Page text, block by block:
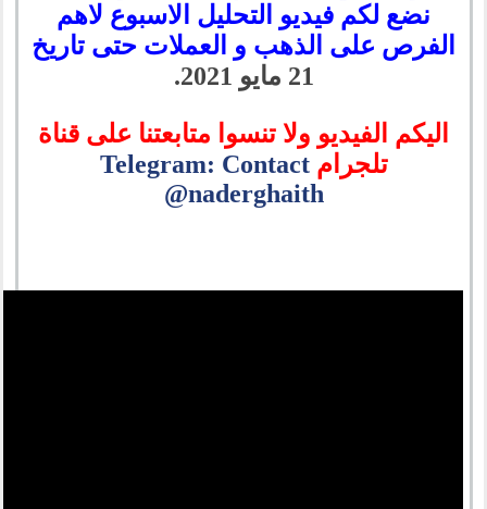
نضع لكم فيديو التحليل الاسبوع لاهم
الفرص على الذهب و العملات حتى تاريخ
21 مايو 2021.
اليكم الفيديو ولا تنسوا متابعتنا على قناة
تلجرامTelegram: Contact
@naderghaith